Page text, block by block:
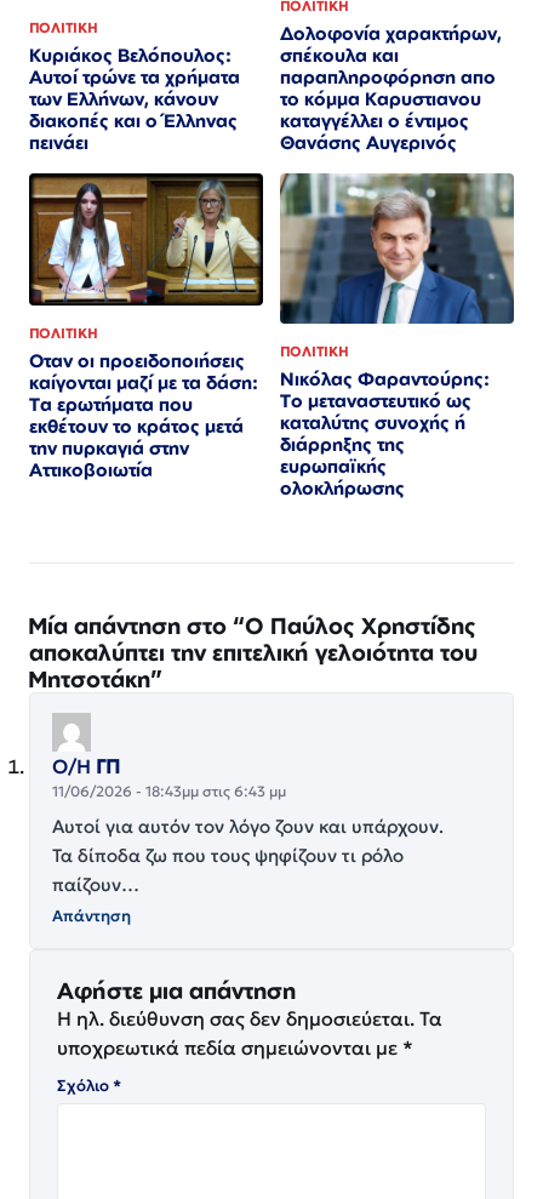
ΠΟΛΙΤΙΚΗ
Κυριάκος Βελόπουλος:
Αυτοί τρώνε τα χρήματα
των Ελλήνων, κάνουν
διακοπές και ο Έλληνας
πεινάει
ΠΟΛΙΤΙΚΗ
Δολοφονία χαρακτήρων,
σπέκουλα και
παραπληροφόρηση απο
το κόμμα Καρυστιανου
καταγγέλλει ο έντιμος
Θανάσης Αυγερινός
ΠΟΛΙΤΙΚΗ
Οταν οι προειδοποιήσεις
καίγονται μαζί με τα δάση:
Τα ερωτήματα που
εκθέτουν το κράτος μετά
την πυρκαγιά στην
Αττικοβοιωτία
ΠΟΛΙΤΙΚΗ
Νικόλας Φαραντούρης:
Το μεταναστευτικό ως
καταλύτης συνοχής ή
διάρρηξης της
ευρωπαϊκής
ολοκλήρωσης
Μία απάντηση στο “Ο Παύλος Χρηστίδης
αποκαλύπτει την επιτελική γελοιότητα του
Μητσοτάκη”
Ο/Η ΓΠ
11/06/2026 - 18:43μμ στις 6:43 μμ
Αυτοί για αυτόν τον λόγο ζουν και υπάρχουν.
Τα δίποδα ζω που τους ψηφίζουν τι ρόλο
παίζουν…
Απάντηση
Αφήστε μια απάντηση
Η ηλ. διεύθυνση σας δεν δημοσιεύεται. Τα
υποχρεωτικά πεδία σημειώνονται με *
Σχόλιο*